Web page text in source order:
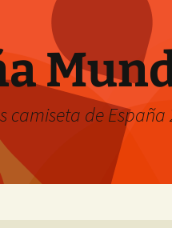
camiseta de